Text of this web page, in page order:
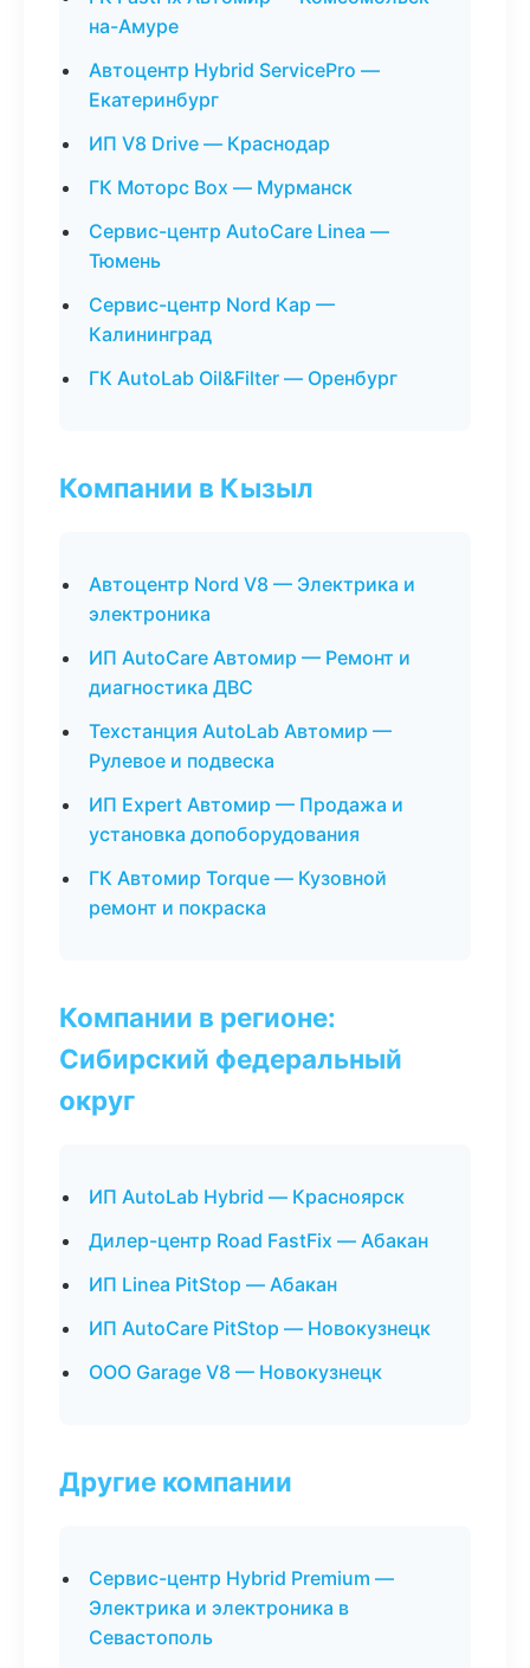
на-Амуре
Автоцентр Hybrid ServicePro —
Екатеринбург
ИП V8 Drive — Краснодар
ГК Моторс Box — Мурманск
Сервис-центр AutoCare Linea —
Тюмень
Сервис-центр Nord Кар —
Калининград
ГК AutoLab Oil&Filter — Оренбург
Компании в Кызыл
Автоцентр Nord V8 — Электрика и
электроника
ИП AutoCare Автомир — Ремонт и
диагностика ДВС
Техстанция AutoLab Автомир —
Рулевое и подвеска
ИП Expert Автомир — Продажа и
установка допоборудования
ГК Автомир Torque — Кузовной
ремонт и покраска
Компании в регионе:
Сибирский федеральный
округ
ИП AutoLab Hybrid — Красноярск
Дилер-центр Road FastFix — Абакан
ИП Linea PitStop — Абакан
ИП AutoCare PitStop — Новокузнецк
ООО Garage V8 — Новокузнецк
Другие компании
Сервис-центр Hybrid Premium —
Электрика и электроника в
Севастополь